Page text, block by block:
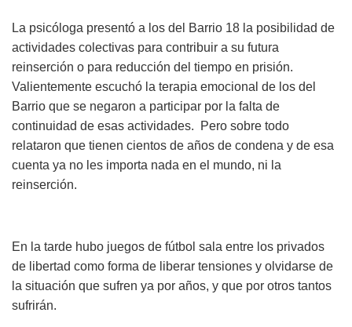
La psicóloga presentó a los del Barrio 18 la posibilidad de
actividades colectivas para contribuir a su futura
reinserción o para reducción del tiempo en prisión.
Valientemente escuchó la terapia emocional de los del
Barrio que se negaron a participar por la falta de
continuidad de esas actividades. Pero sobre todo
relataron que tienen cientos de años de condena y de esa
cuenta ya no les importa nada en el mundo, ni la
reinserción.
En la tarde hubo juegos de fútbol sala entre los privados
de libertad como forma de liberar tensiones y olvidarse de
la situación que sufren ya por años, y que por otros tantos
sufrirán.